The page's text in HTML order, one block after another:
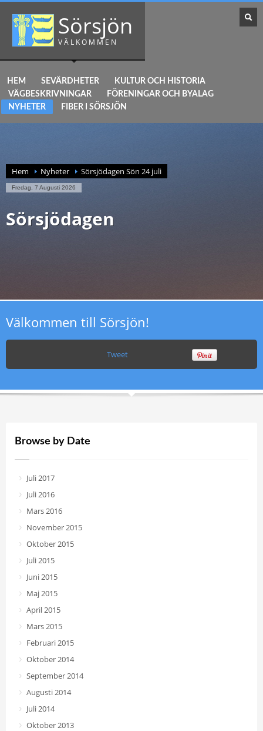
Sörsjön
VÄLKOMMEN
HEM SEVÄRDHETER
KULTUR OCH HISTORIA
VÄGBESKRIVNINGAR
FÖRENINGAR OCH BYALAG
NYHETER
FIBER I SÖRSJÖN
Hem Nyheter Sörsjödagen Sön 24 juli
Fredag, 7 Augusti 2026
Sörsjödagen
Välkommen till Sörsjön!
Tweet
Browse by Date
Juli 2017
Juli 2016
Mars 2016
November 2015
Oktober 2015
Juli 2015
Juni 2015
Maj 2015
April 2015
Mars 2015
Februari 2015
Oktober 2014
September 2014
Augusti 2014
Juli 2014
Oktober 2013